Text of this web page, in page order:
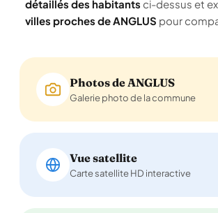
détaillés des habitants ci-dessus et
villes proches de ANGLUS pour
Photos de ANGLUS
Galerie photo de la commune
Vue satellite
Carte satellite HD interactive